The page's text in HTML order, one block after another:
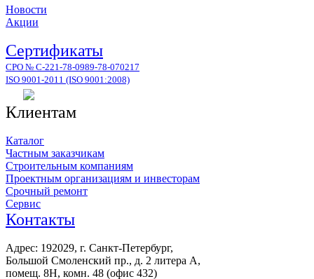
Новости
Акции
Сертификаты
СРО № С-221-78-0989-78-070217
ISO 9001-2011 (ISO 9001:2008)
Клиентам
Каталог
Частным заказчикам
Строительным компаниям
Проектным организациям и инвесторам
Срочный ремонт
Сервис
Контакты
Адрес: 192029, г. Санкт-Петербург,
Большой Смоленский пр., д. 2 литера А,
помещ. 8Н, комн. 48 (офис 432)